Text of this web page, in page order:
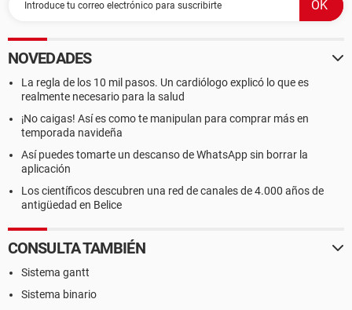
NOVEDADES
La regla de los 10 mil pasos. Un cardiólogo explicó lo que es
realmente necesario para la salud
¡No caigas! Así es como te manipulan para comprar más en
temporada navideña
Así puedes tomarte un descanso de WhatsApp sin borrar la
aplicación
Los científicos descubren una red de canales de 4.000 años de
antigüedad en Belice
CONSULTA TAMBIÉN
Sistema gantt
Sistema binario